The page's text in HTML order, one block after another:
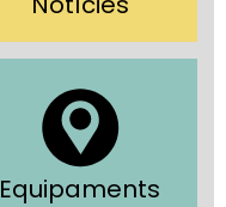
Equipaments